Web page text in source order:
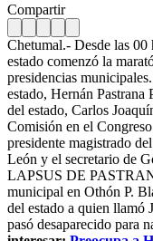
Compartir
Chetumal.- Desde las
estado comenzó la
presidencias
estado, Hernán Pastrana
del estado, Carlos
Comisión en el
presidente magistrado
León y el secretario de
LAPSUS DE
municipal en Othón P.
del estado a quien llamó
pasó desaparecido para